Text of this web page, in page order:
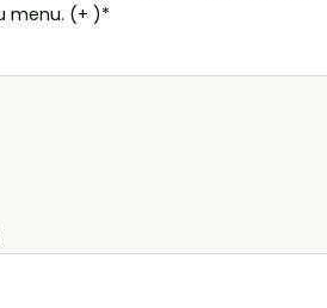
menu. (+ )*